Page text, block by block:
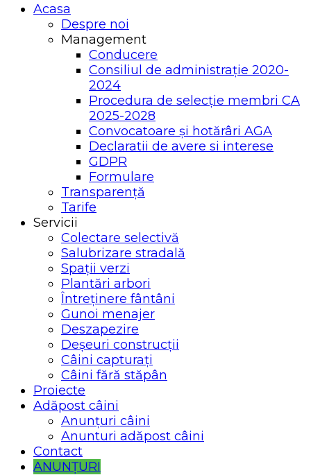
Acasa
Despre noi
Management
Conducere
Consiliul de administrație 2020-
2024
Procedura de selecție membri CA
2025-2028
Convocatoare și hotărâri AGA
Declaratii de avere si interese
GDPR
Formulare
Transparență
Tarife
Servicii
Colectare selectivă
Salubrizare stradală
Spații verzi
Plantări arbori
Întreținere fântâni
Gunoi menajer
Deszapezire
Deșeuri construcții
Câini capturați
Câini fără stăpân
Proiecte
Adăpost câini
Anunțuri câini
Anunturi adăpost câini
Contact
ANUNȚURI